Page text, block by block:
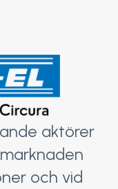
aktörer
och vid